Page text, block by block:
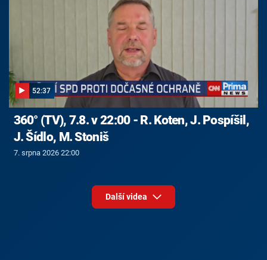
52:37
360° (TV), 7.8. v 22:00 - R. Koten, J. Pospíšil,
J. Šídlo, M. Stoniš
7. srpna 2026 22:00
Další videa